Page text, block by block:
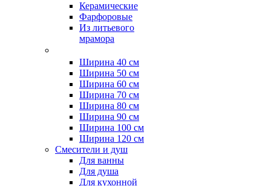
Керамические
Фарфоровые
Из литьевого
мрамора
Ширина 40 см
Ширина 50 см
Ширина 60 см
Ширина 70 см
Ширина 80 см
Ширина 90 см
Ширина 100 см
Ширина 120 см
Смесители и душ
Для ванны
Для душа
Для кухонной